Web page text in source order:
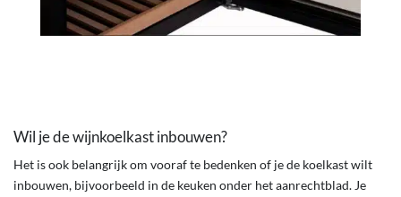
Wil je de wijnkoelkast inbouwen?
Het is ook belangrijk om vooraf te bedenken of je de koelkast wilt
inbouwen, bijvoorbeeld in de keuken onder het aanrechtblad. Je